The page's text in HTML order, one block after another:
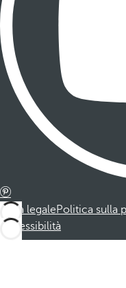
Nota legalePolitica sulla
Accessibilità